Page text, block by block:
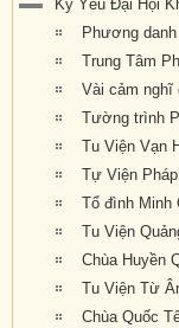
Tu Viện Từ
Chùa Quốc